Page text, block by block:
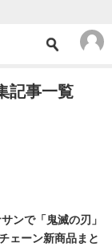
記事一覧
ンで「鬼滅の刃」
ェーン新商品まと